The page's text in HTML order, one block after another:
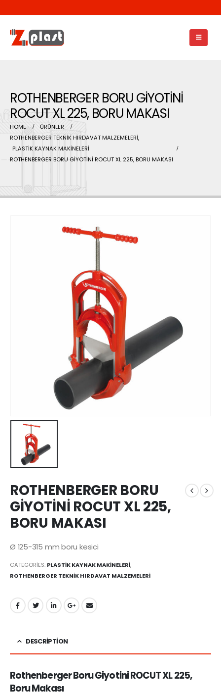
ROTHENBERGER BORU GİYOTİNİ
ROCUT XL 225, BORU MAKASI
HOME
ÜRÜNLER
ROTHENBERGER TEKNİK HIRDAVAT MALZEMELERİ,
PLASTİK KAYNAK MAKİNELERİ
ROTHENBERGER BORU GİYOTİNİ ROCUT XL 225, BORU MAKASI
ROTHENBERGER BORU
GİYOTİNİ ROCUT XL 225,
BORU MAKASI
Ø 125-315 mm boru kesici
CATEGORIES: PLASTİK KAYNAK MAKİNELERİ,
ROTHENBERGER TEKNİK HIRDAVAT MALZEMELERİ
DESCRIPTION
Rothenberger Boru Giyotini ROCUT XL 225,
Boru Makası